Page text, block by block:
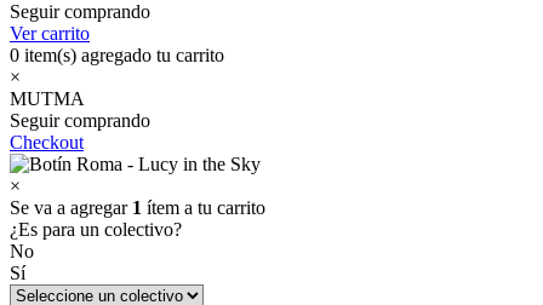
Seguir comprando
Ver carrito
0 item(s) agregado tu carrito
×
MUTMA
Seguir comprando
Checkout
×
Se va a agregar 1 ítem a tu carrito
¿Es para un colectivo?
No
Sí